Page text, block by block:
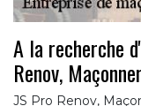
A la recherche
Renov,
JS Pro Renov,